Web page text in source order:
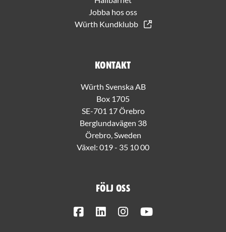
Jobba hos oss
Würth Kundklubb
Kontakt
Würth Svenska AB
Box 1705
SE-701 17 Örebro
Berglundavägen 38
Örebro, Sweden
Växel: 019 - 35 10 00
Följ oss
FacebookLinkedInInstagram